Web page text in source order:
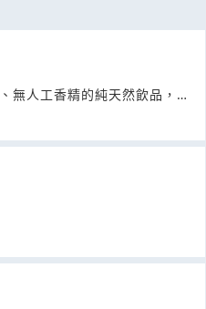
無人工香精的純天然飲品，一